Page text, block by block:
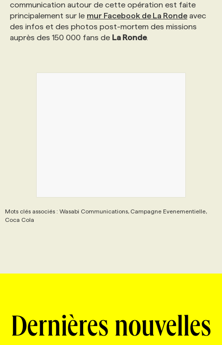
FAQ
ANNONCEZ AVEC NOUS
communication autour de cette opération est faite
principalement sur le mur Facebook de La Ronde avec
des infos et des photos post-mortem des missions
auprès des 150 000 fans de La Ronde.
Mots clés associés : Wasabi Communications, Campagne Evenementielle,
Coca Cola
Dernières nouvelles